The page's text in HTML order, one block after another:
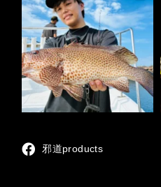
邪道products